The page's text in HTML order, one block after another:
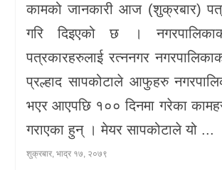
कामको जानकारी आज (शुक्रबार)
गरि दिइएको छ ।
पत्रकारहरुलाई रत्ननगर
प्रल्हाद सापकोटाले आफुहरु
भएर आएपछि १०० दिनमा गरेका
गराएका हुन् । मेयर सापकोटाले यो ...
शुक्रबार, भाद्र १७, २०७९